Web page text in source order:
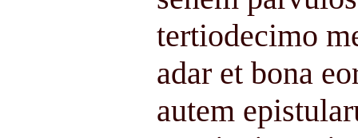
tertiodecimo
adar et bona
autem